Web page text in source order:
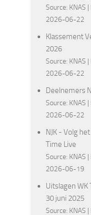
Source: KNAS
2026-06-22
Klassement
2026
Source: KNAS
2026-06-22
Deelnemers
Source: KNAS
2026-06-22
NJK - Volg
Time Live
Source: KNAS
2026-06-19
Uitslagen WK
30 juni 2025
Source: KNAS